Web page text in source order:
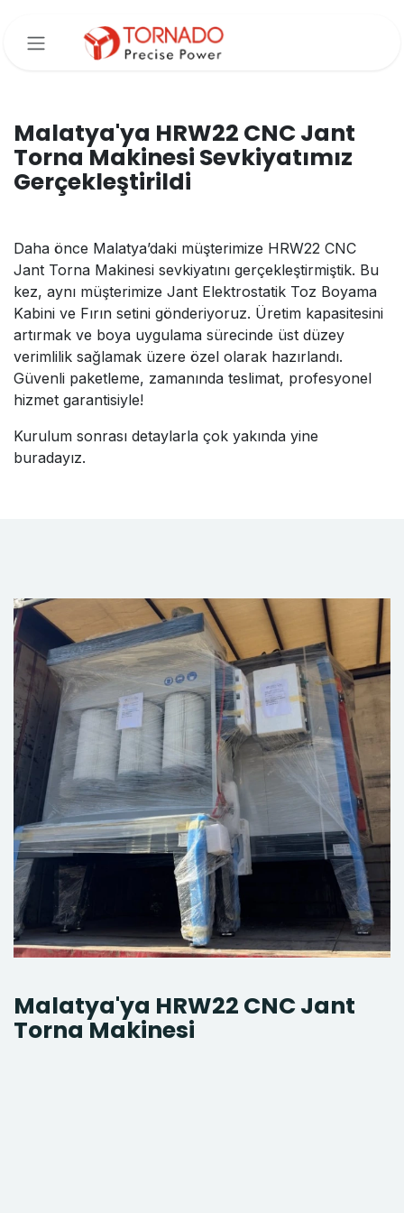
Malatya'ya HRW22 CNC Jant
Torna Makinesi Sevkiyatımız
Gerçekleştirildi
Daha önce Malatya’daki müşterimize HRW22 CNC
Jant Torna Makinesi sevkiyatını gerçekleştirmiştik. Bu
kez, aynı müşterimize Jant Elektrostatik Toz Boyama
Kabini ve Fırın setini gönderiyoruz. Üretim kapasitesini
artırmak ve boya uygulama sürecinde üst düzey
verimlilik sağlamak üzere özel olarak hazırlandı.
Güvenli paketleme, zamanında teslimat, profesyonel
hizmet garantisiyle!
Kurulum sonrası detaylarla çok yakında yine
buradayız.
Malatya'ya HRW22 CNC Jant
Torna Makinesi